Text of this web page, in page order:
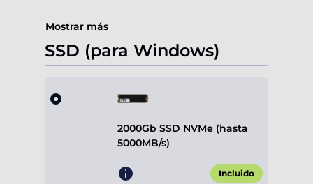
Mostrar más
SSD (para Windows)
2000Gb SSD NVMe (hasta
5000MB/s)
Incluido